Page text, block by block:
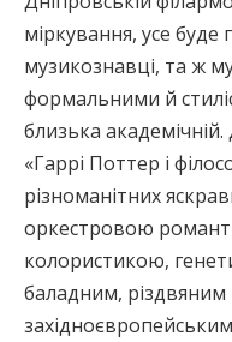
міркування, усе буде
музикознавці, та ж
формальними й
близька
«Гаррі Поттер і
різноманітних
оркестровою
колористикою,
баладним,